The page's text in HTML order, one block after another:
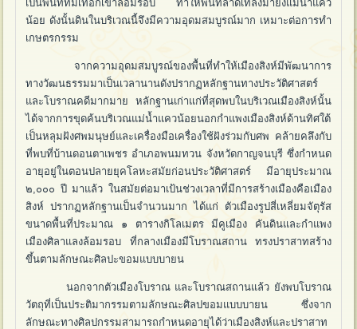
เป็นพื้นที่ที่มีเทือกเขาล้อมรอบ ทำให้พื้นที่ลาดเทลงมายังแม่น้ำแคว
น้อย ดังนั้นดินในบริเวณนี้จึงมีความอุดมสมบูรณ์มาก เหมาะต่อการทำ
เกษตรกรรม
จากความอุดมสมบูรณ์ของพื้นที่ทำให้เมืองสิงห์มีพัฒนาการ
ทางวัฒนธรรมมาเป็นเวลานานดังปรากฏหลักฐานทางประวัติศาสตร์
และโบราณคดีมากมาย หลักฐานเก่าแก่ที่สุดพบในบริเวณเมืองสิงห์นั้น
ได้จากการขุดค้นบริเวณแม่น้ำแควน้อยนอกกำแพงเมืองสิงห์ด้านทิศใต้
เป็นหลุมฝังศพมนุษย์และเครื่องมือเครื่องใช้ฝังร่วมกับศพ คล้ายคลึงกับ
ที่พบที่บ้านดอนตาเพชร อำเภอพนมทวน จังหวัดกาญจนบุรี ซึ่งกำหนด
อายุอยู่ในตอนปลายยุคโลหะสมัยก่อนประวัติศาสตร์ มีอายุประมาณ
๒,๐๐๐ ปี มาแล้ว ในสมัยต่อมาเป้นช่วงเวลาที่มีการสร้างเมืองคือเมือง
สิงห์ ปรากฏหลักฐานเป็นจำนวนมาก ได้แก่ ตัวเมืองรูปสี่เหลี่ยมจัตุรัส
ขนาดพื้นที่ประมาณ ๑ ตารางกิโลเมตร มีคูเมือง คันดินและกำแพง
เมืองศิลาแลงล้อมรอบ ที่กลางเมืองมีโบราณสถาน ทรงปราสาทสร้าง
ขึ้นตามลักษณะศิลปะขอมแบบบายน
นอกจากตัวเมืองโบราณ และโบราณสถานแล้ว ยังพบโบราณ
วัตถุที่เป็นประติมากรรมตามลักษณะศิลปขอมแบบบายน ซึ่งจาก
ลักษณะทางศิลปกรรมสามารถกำหนดอายุได้ว่าเมืองสิงห์และปราสาท